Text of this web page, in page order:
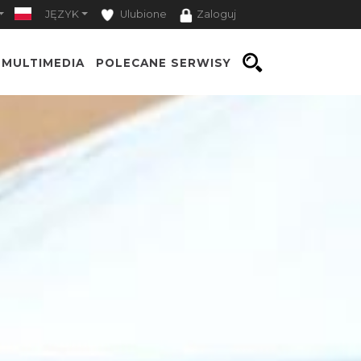
JĘZYK Ulubione Zaloguj
MULTIMEDIA POLECANE SERWISY